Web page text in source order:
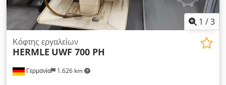
1 /3
Γερμανία 1.626 km
Κόφτης εργαλείων
HERMLE UWF 700 PH